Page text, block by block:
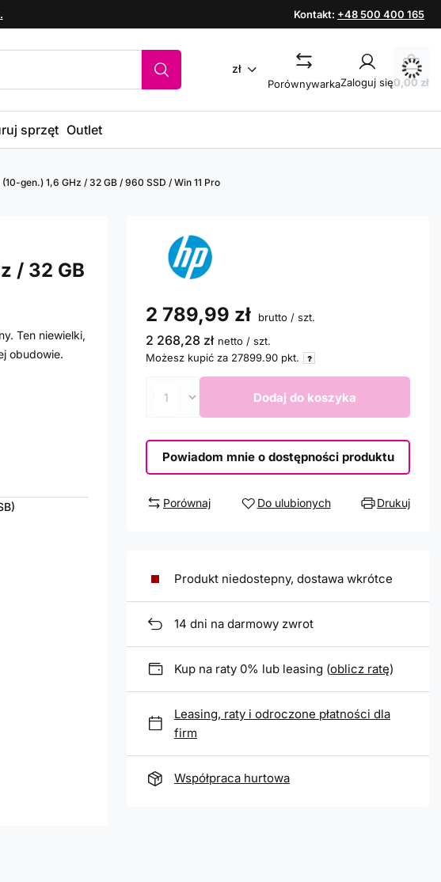
Kontakt: +48 500 400 165
zł
PorównywarkaZaloguj się0,00 zł
sprzęt Outlet
gen.) 1,6 GHz / 32 GB / 960 SSD / Win 11 Pro
/ 32 GB
Ten niewielki,
obudowie.
2 789,99 zł brutto / szt.
2 268,28 zł netto / szt.
Możesz kupić za 27899.90 pkt.
Dodaj do koszyka
Powiadom mnie o dostępności produktu
Porównaj Do ulubionych Drukuj
Produkt niedostepny, dostawa wkrótce
14 dni na darmowy zwrot
Kup na raty 0% lub leasing (oblicz ratę)
Leasing, raty i odroczone płatności dla
firm
Współpraca hurtowa